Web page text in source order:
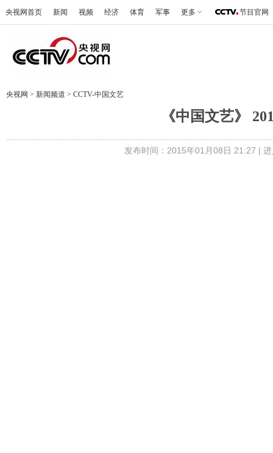
央视网首页 新闻 视频 经济 体育 军事 更多 节目官网
央视网 > 新闻频道 > CCTV-中国文艺
《中国文艺》
发布时间：2015年01月08日 21:27 |